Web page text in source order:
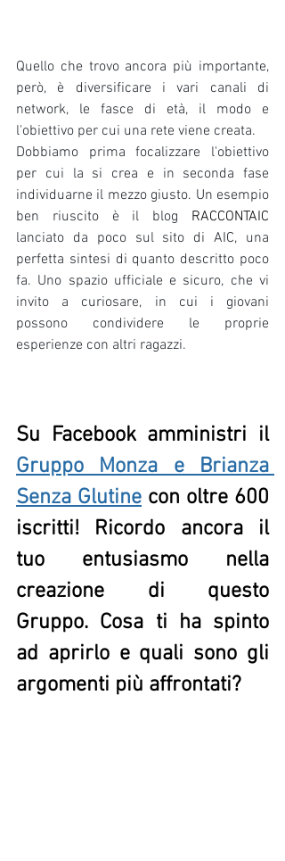
Quello che trovo ancora più importante,
però, è diversificare i vari canali di
network, le fasce di età, il modo e
l'obiettivo per cui una rete viene creata.
Dobbiamo prima focalizzare l'obiettivo
per cui la si crea e in seconda fase
individuarne il mezzo giusto. Un esempio
ben riuscito è il blog RACCONTAIC
lanciato da poco sul sito di AIC, una
perfetta sintesi di quanto descritto poco
fa. Uno spazio ufficiale e sicuro, che vi
invito a curiosare, in cui i giovani
possono condividere le proprie
esperienze con altri ragazzi.
Su Facebook amministri il
Gruppo Monza e Brianza
Senza Glutine con oltre 600
iscritti! Ricordo ancora il
tuo entusiasmo nella
creazione di questo
Gruppo. Cosa ti ha spinto
ad aprirlo e quali sono gli
argomenti più affrontati?